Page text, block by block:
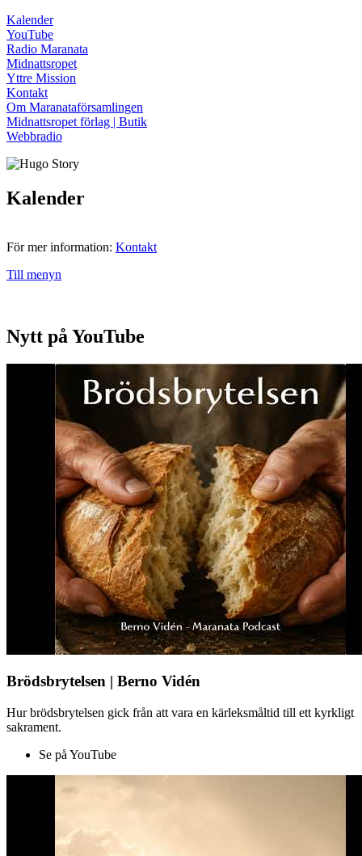
Kalender
YouTube
Radio Maranata
Midnattsropet
Yttre Mission
Kontakt
Om Maranataförsamlingen
Midnattsropet förlag | Butik
Webbradio
Kalender
För mer information: Kontakt
Till menyn
Nytt på YouTube
Brödsbrytelsen | Berno Vidén
Hur brödsbrytelsen gick från att vara en kärleksmåltid till ett kyrkligt
sakrament.
Se på YouTube